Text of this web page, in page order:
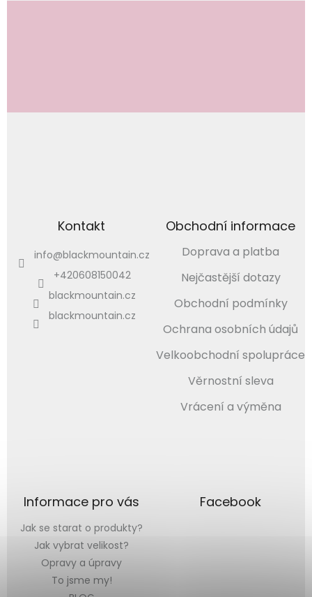
Kontakt
info@blackmountain.cz
+420608150042
blackmountain.cz
blackmountain.cz
Obchodní informace
Doprava a platba
Nejčastější dotazy
Obchodní podmínky
Ochrana osobních údajů
Velkoobchodní spolupráce
Věrnostní sleva
Vrácení a výměna
Informace pro vás
Jak se starat o produkty?
Jak vybrat velikost?
Opravy a úpravy
To jsme my!
Facebook